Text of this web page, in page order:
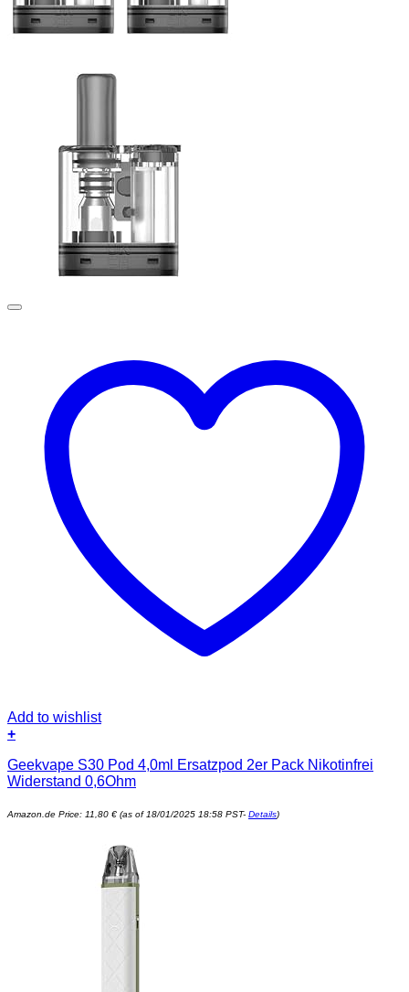
Add to wishlist
+
Geekvape S30 Pod 4,0ml Ersatzpod 2er Pack Nikotinfrei
Widerstand 0,6Ohm
Amazon.de Price: 11,80 € (as of 18/01/2025 18:58 PST- Details)